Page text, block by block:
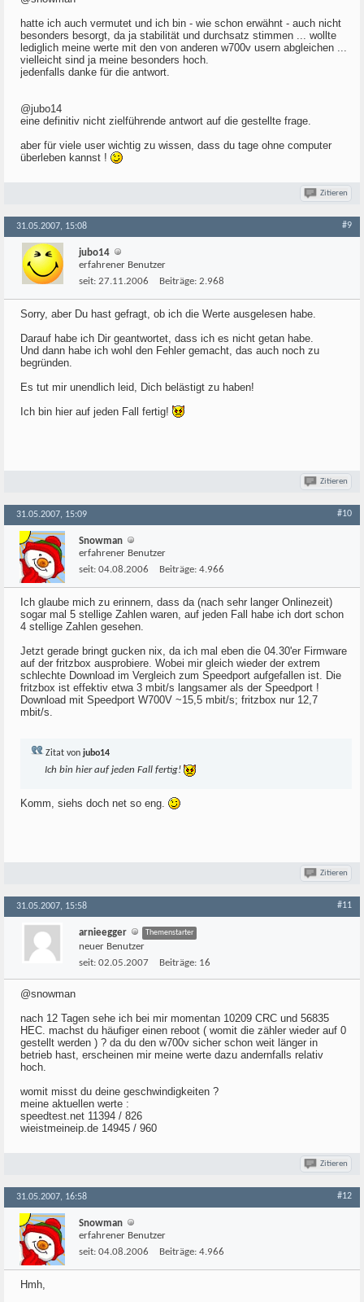
hatte ich auch vermutet und ich bin - wie schon erwähnt - auch nicht
besonders besorgt, da ja stabilität und durchsatz stimmen ... wollte
lediglich meine werte mit den von anderen w700v usern abgleichen ...
vielleicht sind ja meine besonders hoch.
jedenfalls danke für die antwort.
@jubo14
eine definitiv nicht zielführende antwort auf die gestellte frage.
aber für viele user wichtig zu wissen, dass du tage ohne computer
überleben kannst !
Zitieren
31.05.2007, 15:08 #9
jubo14
erfahrener Benutzer
seit: 27.11.2006 Beiträge: 2.968
Sorry, aber Du hast gefragt, ob ich die Werte ausgelesen habe.
Darauf habe ich Dir geantwortet, dass ich es nicht getan habe.
Und dann habe ich wohl den Fehler gemacht, das auch noch zu
begründen.
Es tut mir unendlich leid, Dich belästigt zu haben!
Ich bin hier auf jeden Fall fertig!
Zitieren
31.05.2007, 15:09 #10
Snowman
erfahrener Benutzer
seit: 04.08.2006 Beiträge: 4.966
Ich glaube mich zu erinnern, dass da (nach sehr langer Onlinezeit)
sogar mal 5 stellige Zahlen waren, auf jeden Fall habe ich dort schon
4 stellige Zahlen gesehen.
Jetzt gerade bringt gucken nix, da ich mal eben die 04.30'er Firmware
auf der fritzbox ausprobiere. Wobei mir gleich wieder der extrem
schlechte Download im Vergleich zum Speedport aufgefallen ist. Die
fritzbox ist effektiv etwa 3 mbit/s langsamer als der Speedport !
Download mit Speedport W700V ~15,5 mbit/s; fritzbox nur 12,7
mbit/s.
Zitat von jubo14
Ich bin hier auf jeden Fall fertig!
Komm, siehs doch net so eng.
Zitieren
31.05.2007, 15:58 #11
arnieegger Themenstarter
neuer Benutzer
seit: 02.05.2007 Beiträge: 16
@snowman
nach 12 Tagen sehe ich bei mir momentan 10209 CRC und 56835
HEC. machst du häufiger einen reboot ( womit die zähler wieder auf 0
gestellt werden ) ? da du den w700v sicher schon weit länger in
betrieb hast, erscheinen mir meine werte dazu andernfalls relativ
hoch.
womit misst du deine geschwindigkeiten ?
meine aktuellen werte :
speedtest.net 11394 / 826
wieistmeineip.de 14945 / 960
Zitieren
31.05.2007, 16:58 #12
Snowman
erfahrener Benutzer
seit: 04.08.2006 Beiträge: 4.966
Hmh,